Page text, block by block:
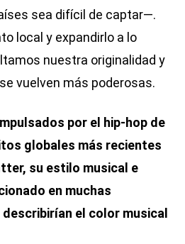
sea difícil de captar—.
local y expandirlo a lo
nuestra originalidad y
vuelven más poderosas.
por el hip-hop de
globales más recientes
su estilo musical e
en muchas
el color musical